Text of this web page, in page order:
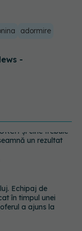
adormire
-
Echipaj de
în timpul unei
a ajuns la
caloriile ca
schimbă în era
1